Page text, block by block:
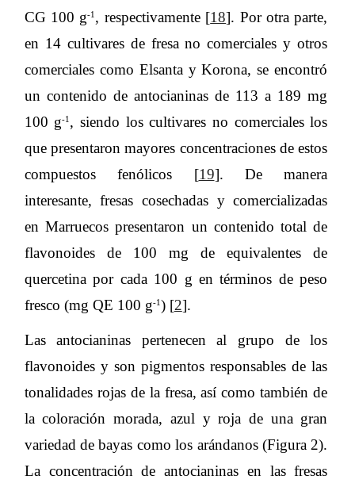
CG 100 g-1 , respectivamente [18]. Por otra parte,
en 14 cultivares de fresa no comerciales y otros
comerciales como Elsanta y Korona, se encontró
un contenido de antocianinas de 113 a 189 mg
100 g-1 , siendo los cultivares no comerciales los
que presentaron mayores concentraciones de estos
compuestos fenólicos [19]. De manera
interesante, fresas cosechadas y comercializadas
en Marruecos presentaron un contenido total de
flavonoides de 100 mg de equivalentes de
quercetina por cada 100 g en términos de peso
fresco (mg QE 100 g-1) [2].
Las antocianinas pertenecen al grupo de los
flavonoides y son pigmentos responsables de las
tonalidades rojas de la fresa, así como también de
la coloración morada, azul y roja de una gran
variedad de bayas como los arándanos (Figura 2).
La concentración de antocianinas en las fresas